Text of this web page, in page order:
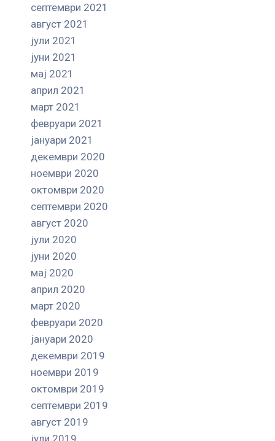
септември 2021
август 2021
јули 2021
јуни 2021
мај 2021
април 2021
март 2021
февруари 2021
јануари 2021
декември 2020
ноември 2020
октомври 2020
септември 2020
август 2020
јули 2020
јуни 2020
мај 2020
април 2020
март 2020
февруари 2020
јануари 2020
декември 2019
ноември 2019
октомври 2019
септември 2019
август 2019
јули 2019